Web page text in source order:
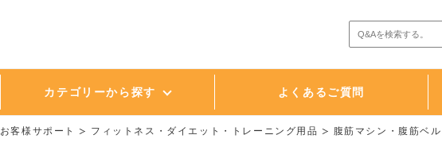
カテゴリーから探す よくあるご質問
お客様サポート フィットネス・ダイエット・トレーニング用品 腹筋マシン・腹筋ベ